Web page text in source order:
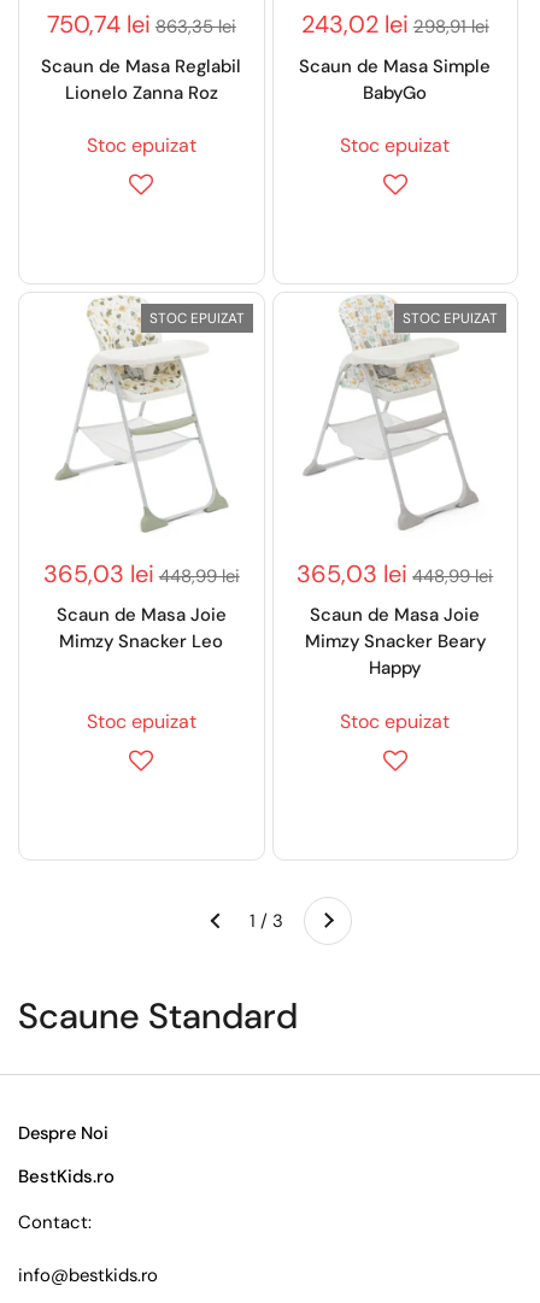
750,74 lei 863,35 lei
Scaun de Masa Reglabil
Lionelo Zanna Roz
Stoc epuizat
243,02 lei 298,91 lei
Scaun de Masa Simple
BabyGo
Stoc epuizat
365,03 lei 448,99 lei
Scaun de Masa Joie
Mimzy Snacker Leo
Stoc epuizat
STOC EPUIZAT
365,03 lei 448,99 lei
Scaun de Masa Joie
Mimzy Snacker Beary
Happy
Stoc epuizat
STOC EPUIZAT
Anteriorul 1 / 3 Următorul
Scaune Standard
Despre Noi
BestKids.ro
Contact:
info@bestkids.ro